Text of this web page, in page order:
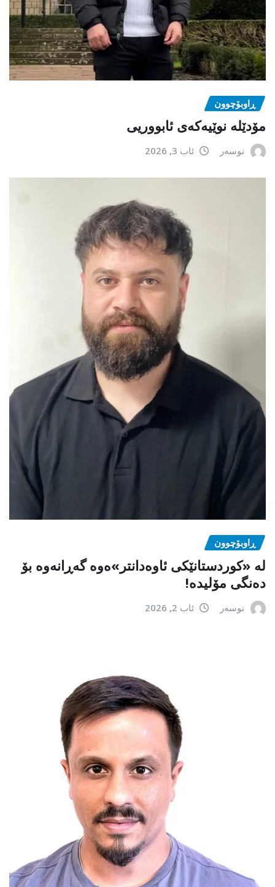
ڕاوبۆچوون
مۆدێلە نوێیەکەى ئابووریی
نوسەر ئاب 3, 2026
ڕاوبۆچوون
لە «کوردستانێکی ئاوەدانتر»ەوە گەڕانەوە بۆ
دەنگی مۆلیدە!
نوسەر ئاب 2, 2026